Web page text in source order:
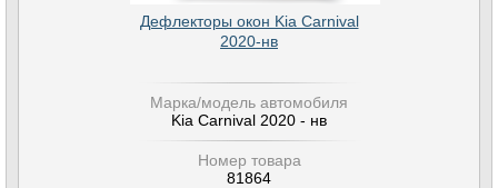
Дефлекторы окон Kia Carnival
2020-нв
Марка/модель автомобиля
Kia Carnival 2020 - нв
Номер товара
81864